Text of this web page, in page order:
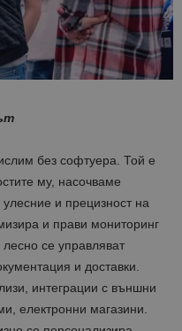
без софтуера. Той е
му, насочваме
и прецизност на
и прави мониторинг
се управляват
и доставки.
интеграции с външни
електронни магазини.